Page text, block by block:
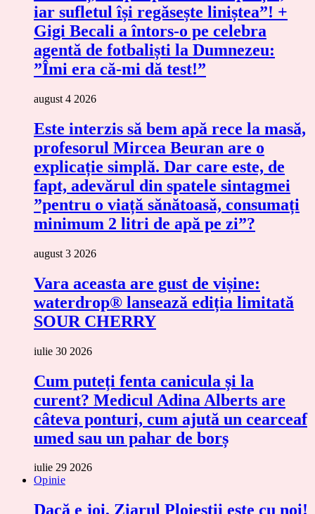
iar sufletul își regăsește liniștea”! +
Gigi Becali a întors-o pe celebra
agentă de fotbaliști la Dumnezeu:
”Îmi era că-mi dă test!”
august 4 2026
Este interzis să bem apă rece la masă,
profesorul Mircea Beuran are o
explicație simplă. Dar care este, de
fapt, adevărul din spatele sintagmei
”pentru o viață sănătoasă, consumați
minimum 2 litri de apă pe zi”?
august 3 2026
Vara aceasta are gust de vișine:
waterdrop® lansează ediția limitată
SOUR CHERRY
iulie 30 2026
Cum puteți fenta canicula și la
curent? Medicul Adina Alberts are
câteva ponturi, cum ajută un cearceaf
umed sau un pahar de borș
iulie 29 2026
Opinie
Dacă e joi, Ziarul Ploieștii este cu noi!